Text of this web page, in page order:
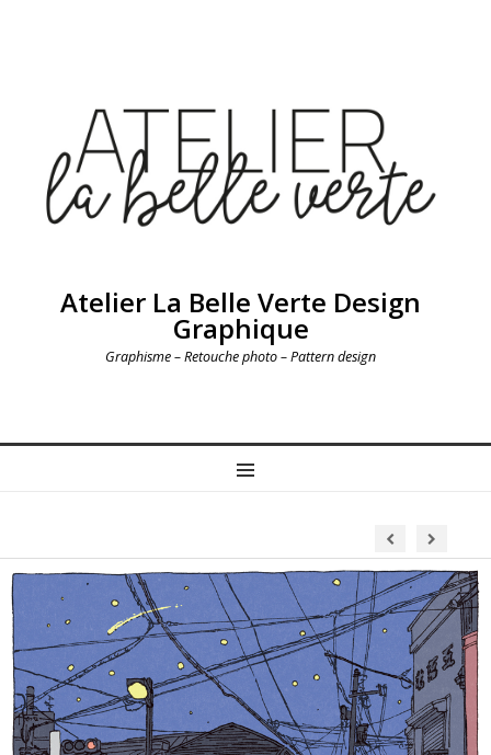
Atelier La Belle Verte Design
Graphique
Graphisme – Retouche photo – Pattern design
MENU